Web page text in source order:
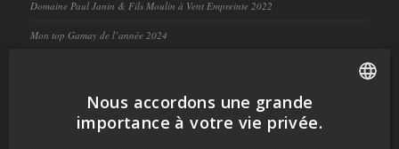
Domaine Paul Janin & Fils Moulin à Vent Empreinte 2022
Mon top Gamay de l’année 2024
COMMENTAIRES RÉCENT
Nous accordons une grande
importance à votre vie privée.